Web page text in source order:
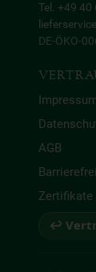
Tel. +49
DE-ÖKO-
AGB
Zertifikate
↩